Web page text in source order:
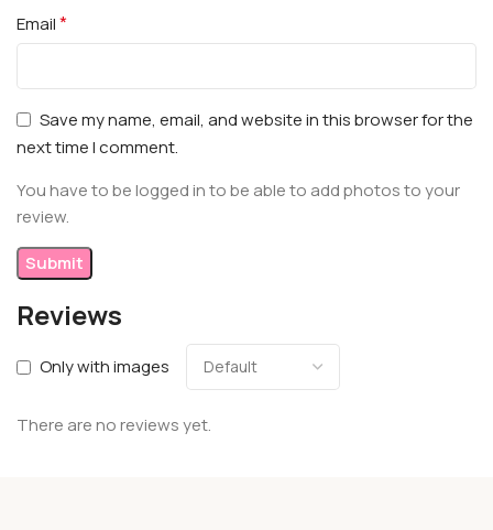
Reviews
Only with images
There are no reviews yet.
Email*
Save my name, email, and website in this browser for the
next time I comment.
You have to be logged in to be able to add photos to your
review.